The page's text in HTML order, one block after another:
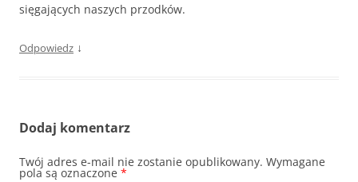
sięgających naszych przodków.
Odpowiedz ↓
Dodaj komentarz
Twój adres e-mail nie zostanie opublikowany. Wymagane
pola są oznaczone *